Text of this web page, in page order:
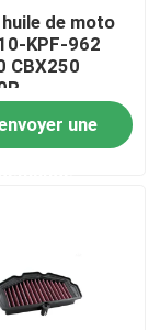
cabine
de moto
KPF-962
CBX250
une